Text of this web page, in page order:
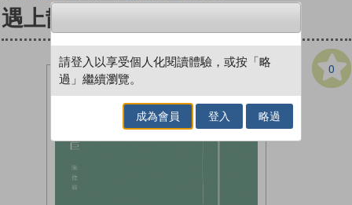
遇上散文：楓香與萵苣
0
請登入以享受個人化閱讀體驗，或按「略
過」繼續瀏覽。
成為會員 登入 略過